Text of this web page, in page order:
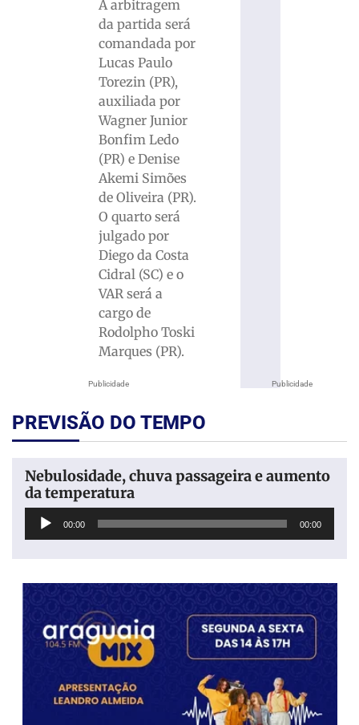
Publicidade
A arbitragem
da partida será
comandada por
Lucas Paulo
Torezin (PR),
auxiliada por
Wagner Junior
Bonfim Ledo
(PR) e Denise
Akemi Simões
de Oliveira (PR).
O quarto será
julgado por
Diego da Costa
Cidral (SC) e o
VAR será a
cargo de
Rodolpho Toski
Marques (PR).
Publicidade
PREVISÃO DO TEMPO
Nebulosidade, chuva passageira e aumento
da temperatura
Tocador
00:00 00:00